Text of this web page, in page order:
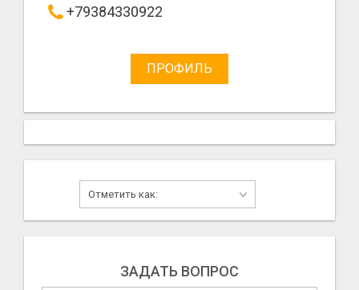
+79384330922
ПРОФИЛЬ
ЗАДАТЬ ВОПРОС